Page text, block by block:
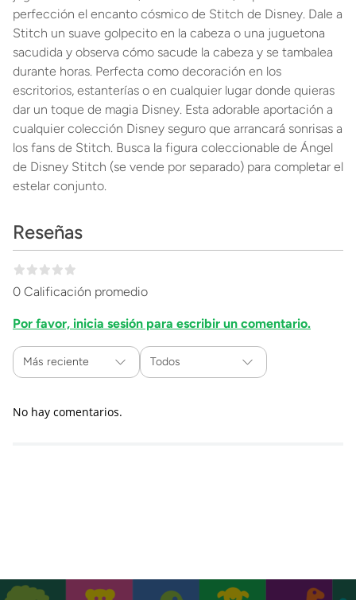
perfección el encanto cósmico de Stitch de Disney. Dale a
Stitch un suave golpecito en la cabeza o una juguetona
sacudida y observa cómo sacude la cabeza y se tambalea
durante horas. Perfecta como decoración en los
escritorios, estanterías o en cualquier lugar donde quieras
dar un toque de magia Disney. Esta adorable aportación a
cualquier colección Disney seguro que arrancará sonrisas a
los fans de Stitch. Busca la figura coleccionable de Ángel
de Disney Stitch (se vende por separado) para completar el
estelar conjunto.
Reseñas
0 Calificación promedio
Por favor, inicia sesión para escribir un comentario.
Más reciente Todos
No hay comentarios.